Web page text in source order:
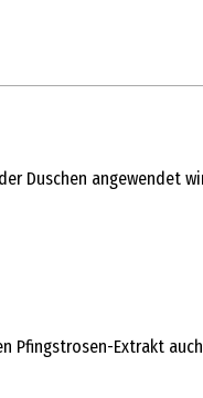
Duschen angewendet
Pfingstrosen-Extrakt